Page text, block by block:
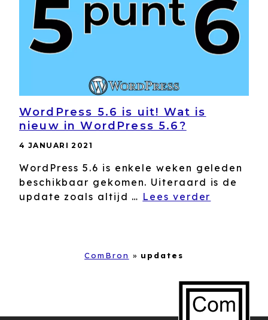
WordPress 5.6 is uit! Wat is
nieuw in WordPress 5.6?
4 JANUARI 2021
WordPress 5.6 is enkele weken geleden
beschikbaar gekomen. Uiteraard is de
update zoals altijd … Lees verder
ComBron » updates